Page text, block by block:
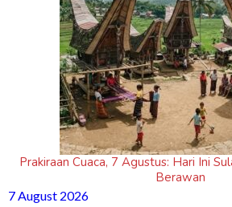
Prakiraan Cuaca, 7 Agustus: Hari Ini
Berawan
7 August 2026